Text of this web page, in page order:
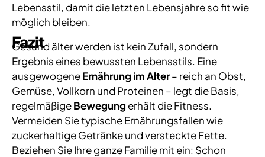
Lebensstil, damit die letzten Lebensjahre so fit wie
möglich bleiben.
Fazit
Gesund älter werden ist kein Zufall, sondern
Ergebnis eines bewussten Lebensstils. Eine
ausgewogeneErnährung im Alter– reich an Obst,
Gemüse, Vollkorn und Proteinen – legt die Basis,
regelmäßigeBewegung erhält die Fitness.
Vermeiden Sie typische Ernährungsfallen wie
zuckerhaltige Getränke und versteckte Fette.
Beziehen Sie Ihre ganze Familie mit ein: Schon